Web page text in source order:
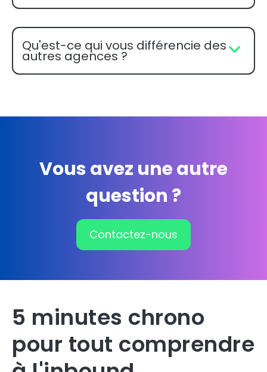
Qu'est-ce qui vous différencie des
autres agences ?
Vous avez une autre
question ?
Contactez-nous
5 minutes chrono
pour tout comprendre